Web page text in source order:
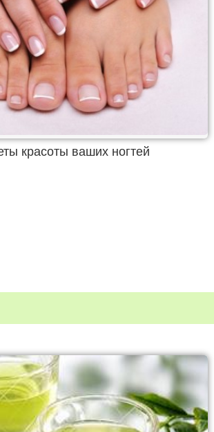
красоты ваших ногтей